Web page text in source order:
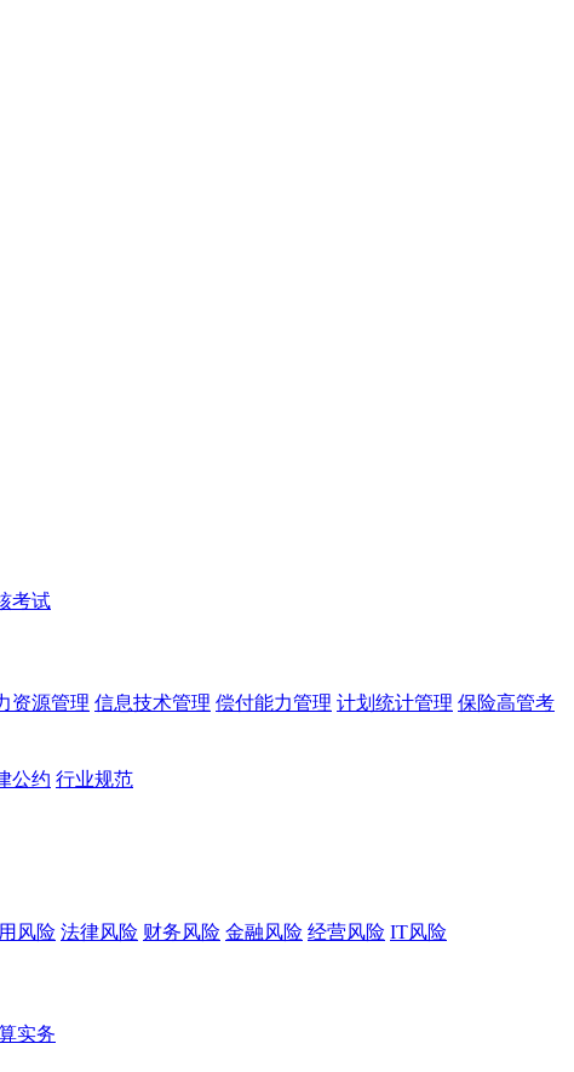
考试
资源管理 信息技术管理 偿付能力管理 计划统计管理 保险高管考
公约 行业规范
风险 法律风险 财务风险 金融风险 经营风险 IT风险
实务